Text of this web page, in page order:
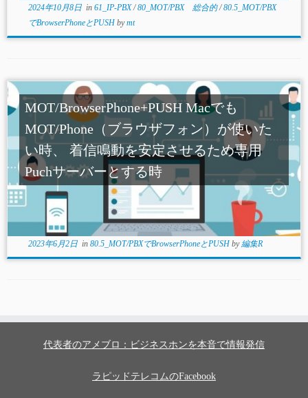
2024年10月8日in 61_IP-PBX/80_MOT/PBX 総合的/80.5_MOT/PBX
でBrowserPhoneとPUSH bymt
MOT/BrowserPhone+PUSH Macでも
MOT/Phone（ブラウザフォン）が使いた
い時、 着信鳴動を安定させるため専用
Puchサーバーとする時
2023年6月2日in 80.5_MOT/PBXでBrowserPhoneとPUSH by編集R
代表者のアメブロ：ビジネスホンを本音で情報発信
ラピッドテレコムのFacebook